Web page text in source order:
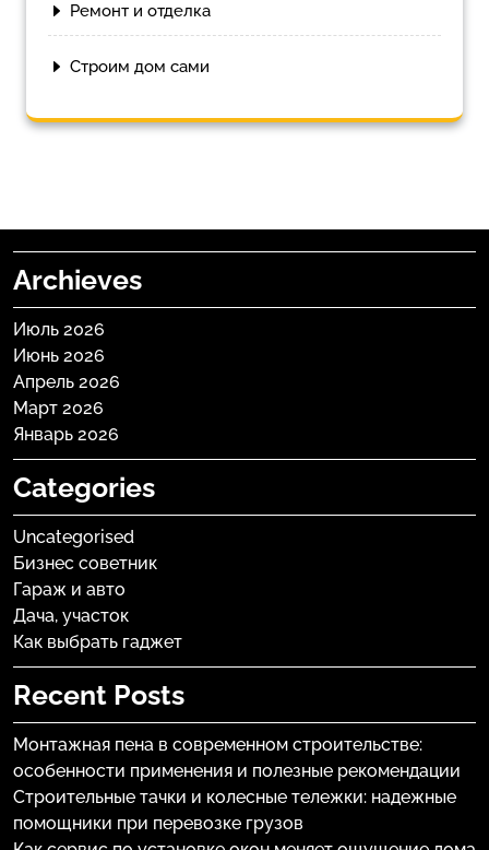
Ремонт и отделка
Строим дом сами
Archieves
Июль 2026
Июнь 2026
Апрель 2026
Март 2026
Январь 2026
Categories
Uncategorised
Бизнес советник
Гараж и авто
Дача, участок
Как выбрать гаджет
Recent Posts
Монтажная пена в современном строительстве:
особенности применения и полезные рекомендации
Строительные тачки и колесные тележки: надежные
помощники при перевозке грузов